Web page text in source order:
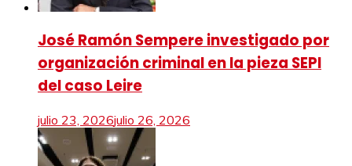
José Ramón Sempere investigado por
organización criminal en la pieza SEPI
del caso Leire
julio 23, 2026julio 26, 2026